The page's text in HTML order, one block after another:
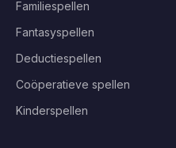
Familiespellen
Fantasyspellen
Deductiespellen
Coöperatieve spellen
Kinderspellen